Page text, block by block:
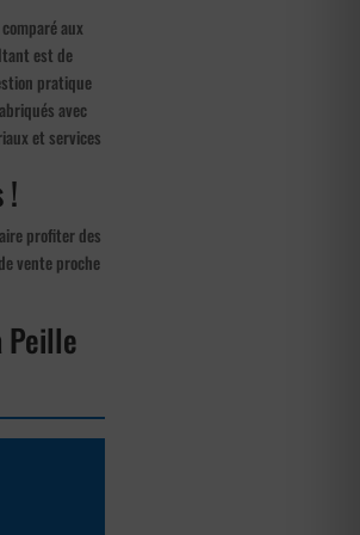
aux
est de
pratique
avec
et services
!
profiter des
vente proche
Peille